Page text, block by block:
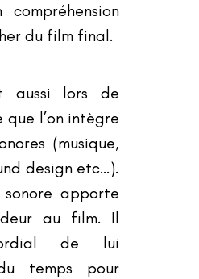
du film final.
aussi lors de
l ’on intègre
(musique,
design etc…).
apporte
au film. Il
de lui
temps pour